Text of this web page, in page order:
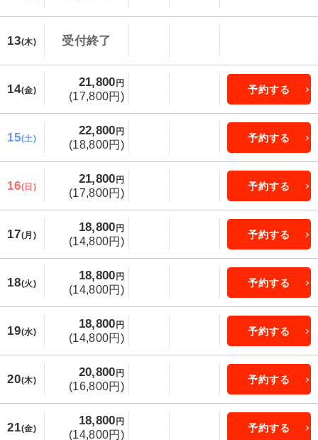
13(木) 受付終了
14(金)
21,800 円
(17,800円)
予約する
15(土)
22,800 円
(18,800円)
予約する
16(日)
21,800 円
(17,800円)
予約する
17(月)
18,800 円
(14,800円)
予約する
18(火)
18,800 円
(14,800円)
予約する
19(水)
18,800 円
(14,800円)
予約する
20(木)
20,800 円
(16,800円)
予約する
21(金)
18,800 円
(14,800円)
予約する